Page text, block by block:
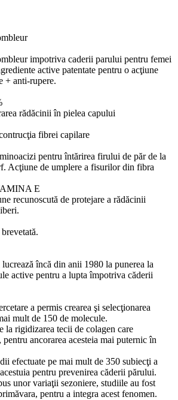
impotriva caderii parului pentru femei
active patentate pentru o acţiune
+ anti-rupere.
rădăcinii în pielea capului
fibrei capilare
pentru întărirea firului de păr de la
Acţiune de umplere a fisurilor din fibra
E
recunoscută de protejare a rădăcinii
încă din anii 1980 la punerea la
active pentru a lupta împotriva căderii
a permis crearea şi selecţionarea
mult de 150 de molecule.
rigidizarea tecii de colagen care
ancorarea acesteia mai puternic în
efectuate pe mai mult de 350 subiecţi a
pentru prevenirea căderii părului.
unor variaţii sezoniere, studiile au fost
pentru a integra acest fenomen.